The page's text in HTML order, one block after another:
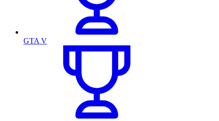
GTA V